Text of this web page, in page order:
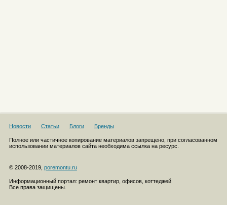
Новости Статьи Блоги Бренды
Полное или частичное копирование материалов запрещено, при согласованном
использовании материалов сайта необходима ссылка на ресурс.
© 2008-2019, poremontu.ru
Информационный портал: ремонт квартир, офисов, коттеджей
Все права защищены.